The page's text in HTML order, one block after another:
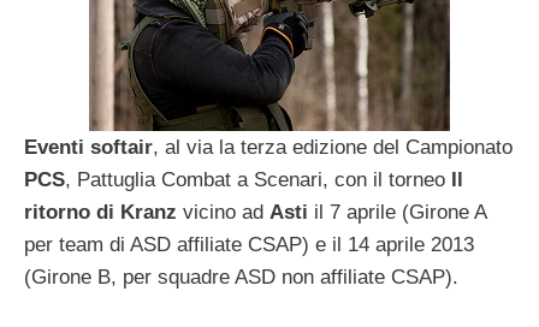
Eventi softair, al via la terza edizione del Campionato
PCS, Pattuglia Combat a Scenari, con il torneo
ritorno di Kranz vicino ad Asti il 7 aprile (Girone A
per team di ASD affiliate CSAP) e il 14 aprile 2013
(Girone B, per squadre ASD non affiliate CSAP).